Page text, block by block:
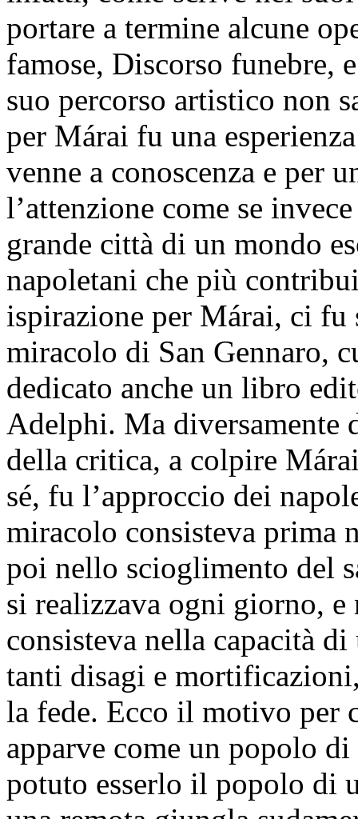
portare a termine alcune
famose, Discorso funebre,
suo percorso artistico non
per Márai fu una
venne a conoscenza e per
l’attenzione come se
grande città di un mondo
napoletani che più
ispirazione per Márai, ci fu
miracolo di San Gennaro,
dedicato anche un libro
Adelphi. Ma diversamente
della critica, a colpire
sé, fu l’approccio dei
miracolo consisteva prima
poi nello scioglimento del
si realizzava ogni giorno, e
consisteva nella capacità
tanti disagi e
la fede. Ecco il motivo per
apparve come un popolo
potuto esserlo il popolo di